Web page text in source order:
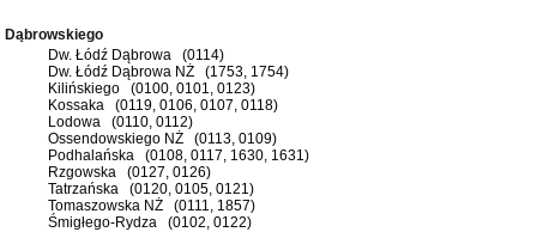
Dąbrowskiego
Dw. Łódź Dąbrowa (0114)
Dw. Łódź Dąbrowa NŻ (1753, 1754)
Kilińskiego (0100, 0101, 0123)
Kossaka (0119, 0106, 0107, 0118)
Lodowa (0110, 0112)
Ossendowskiego NŻ (0113, 0109)
Podhalańska (0108, 0117, 1630, 1631)
Rzgowska (0127, 0126)
Tatrzańska (0120, 0105, 0121)
Tomaszowska NŻ (0111, 1857)
Śmigłego-Rydza (0102, 0122)